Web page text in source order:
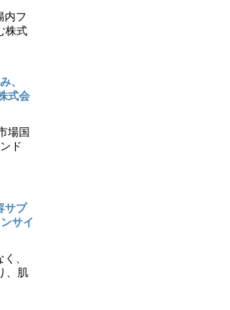
内フ
株式
、
式会
場国
ド
サプ
サイ
、
、肌